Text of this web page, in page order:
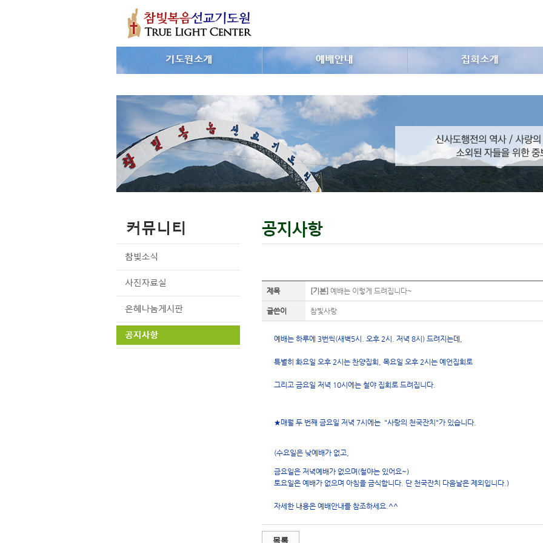
제목 [기본] 예배는 이렇게 드려집니다~
글쓴이 참빛사랑
예배는 하루에 3번씩(새벽5시. 오후 2시. 저녁 8시) 드려지는데,
특별히 화요일 오후 2시는 찬양집회, 목요일 오후 2시는 예언집회로
그리고 금요일 저녁 10시에는 철야 집회로 드려집니다.
★매월 두 번째 금요일 저녁 7시에는 "사랑의 천국잔치"가 있습니다.
(수요일은 낮예배가 없고,
금요일은 저녁예배가 없으며(철야는 있어요~)
토요일은 예배가 없으며 아침을 금식합니다. 단 천국잔치 다음날은 제외입니다.)
자세한 내용은 예배안내를 참조하세요.^^
목록